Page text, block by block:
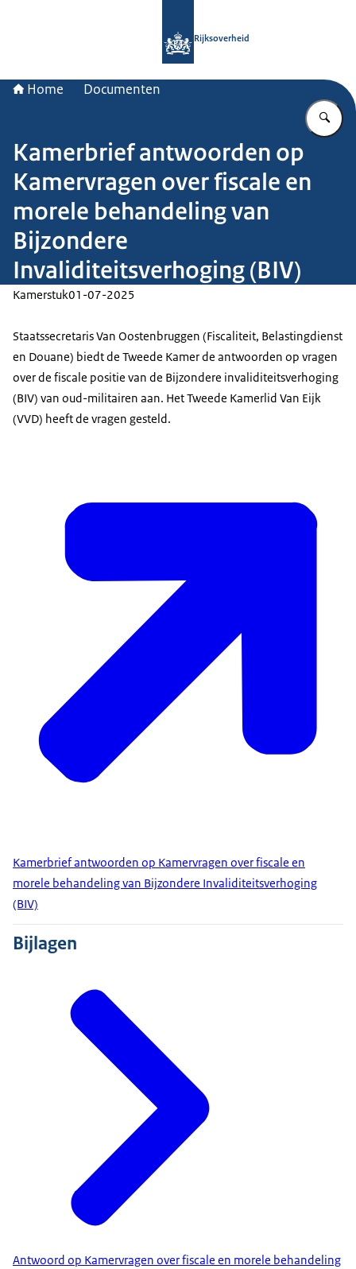
Rijksoverheid
Home Documenten
Kamerbrief antwoorden op
Kamervragen over fiscale en
morele behandeling van
Bijzondere
Invaliditeitsverhoging (BIV)
Kamerstuk01-07-2025
Staatssecretaris Van Oostenbruggen (Fiscaliteit, Belastingdienst
en Douane) biedt de Tweede Kamer de antwoorden op vragen
over de fiscale positie van de Bijzondere invaliditeitsverhoging
(BIV) van oud-militairen aan. Het Tweede Kamerlid Van Eijk
(VVD) heeft de vragen gesteld.
Kamerbrief antwoorden op Kamervragen over fiscale en
morele behandeling van Bijzondere Invaliditeitsverhoging
(BIV)
Bijlagen
Antwoord op Kamervragen over fiscale en morele behandeling